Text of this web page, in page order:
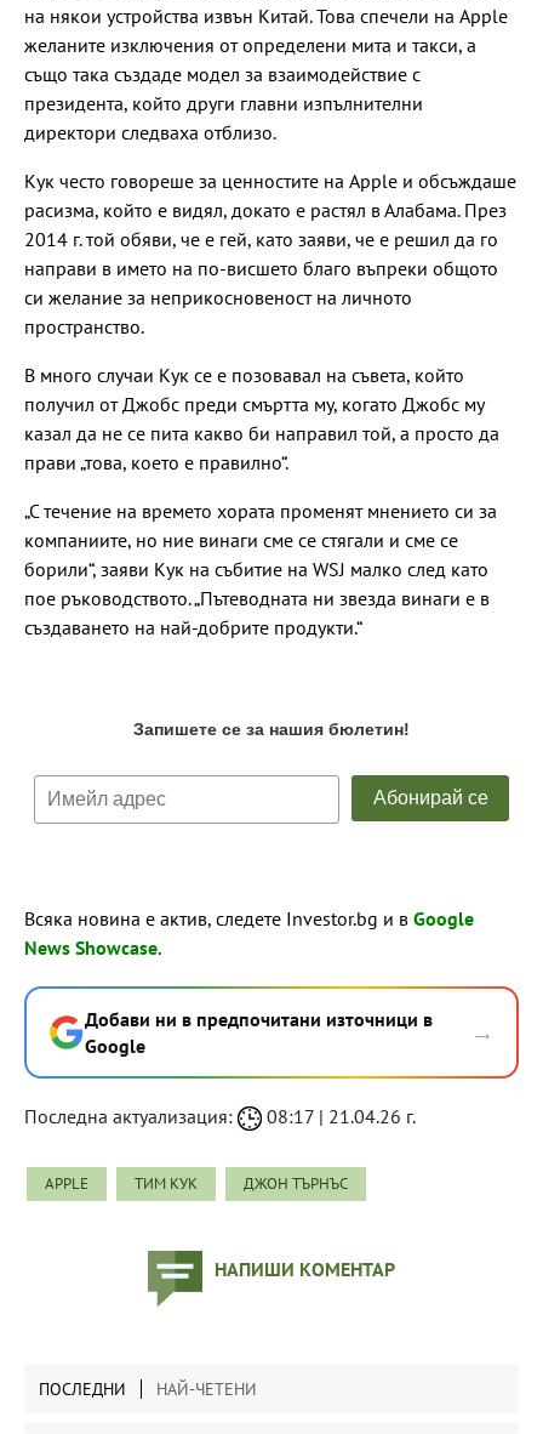
на някои устройства извън Китай. Това спечели на Apple
желаните изключения от определени мита и такси, а
също така създаде модел за взаимодействие с
президента, който други главни изпълнителни
директори следваха отблизо.
Кук често говореше за ценностите на Apple и обсъждаше
расизма, който е видял, докато е растял в Алабама. През
2014 г. той обяви, че е гей, като заяви, че е решил да го
направи в името на по-висшето благо въпреки общото
си желание за неприкосновеност на личното
пространство.
В много случаи Кук се е позовавал на съвета, който
получил от Джобс преди смъртта му, когато Джобс му
казал да не се пита какво би направил той, а просто да
прави „това, което е правилно“.
„С течение на времето хората променят мнението си за
компаниите, но ние винаги сме се стягали и сме се
борили“, заяви Кук на събитие на WSJ малко след като
пое ръководството. „Пътеводната ни звезда винаги е в
създаването на най-добрите продукти.“
Всяка новина е актив, следете Investor.bg и в Google
News Showcase.
Добави ни в предпочитани източници в
Google
→
Последна актуализация: 08:17 | 21.04.26 г.
APPLE ТИМ КУК ДЖОН ТЪРНЪС
НАПИШИ КОМЕНТАР
ПОСЛЕДНИ НАЙ-ЧЕТЕНИ